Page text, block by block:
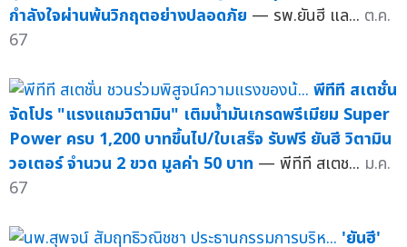
กำลังใจผ่านพ้นวิกฤตอย่างปลอดภัย — รพ.ยันฮี แล... ต.ค.
67
พีทีที สเตชั่น
จัดโปร "แรงแถมวิตามิน" เติมน้ำมันเกรดพรีเมียม Super
Power ครบ 1,200 บาทขึ้นไป/ใบเสร็จ รับฟรี ยันฮี วิตามิน
วอเตอร์ จำนวน 2 ขวด มูลค่า 50 บาท — พีทีที สเตช... ม.ค.
67
'ยันฮี'